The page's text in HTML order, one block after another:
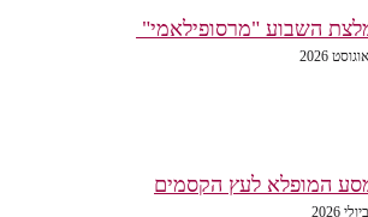
השבוע "מרסופילאמי"
המופלא לעץ הקסמים